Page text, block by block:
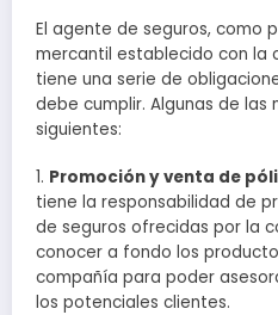
El agente de seguros, como
mercantil establecido con la
tiene una serie de
debe cumplir. Algunas de las
siguientes:
1. Promoción y venta de
tiene la responsabilidad de
de seguros ofrecidas por la
conocer a fondo los
compañía para poder
los potenciales clientes.